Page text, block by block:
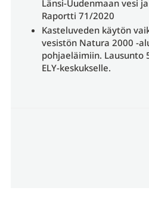
Länsi-Uudenmaan vesi
Raportti 71/2020
Kasteluveden käytön
vesistön Natura 2000 -
pohjaeläimiin. Lausunto
ELY-keskukselle.